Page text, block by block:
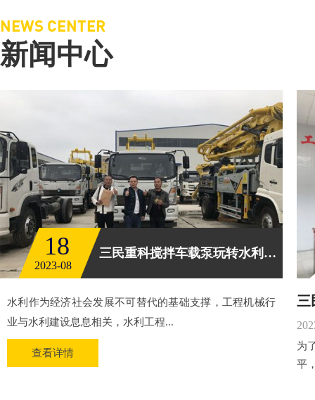
NEWS CENTER
新闻中心
18
2023-08
三民重科搅拌车载泵玩转水利工程
水利作为经济社会发展不可替代的基础支撑，工程机械行
业与水利建设息息相关，水利工程...
查看详情
三
为
平